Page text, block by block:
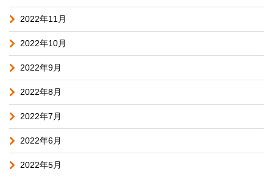
2022年11月
2022年10月
2022年9月
2022年8月
2022年7月
2022年6月
2022年5月